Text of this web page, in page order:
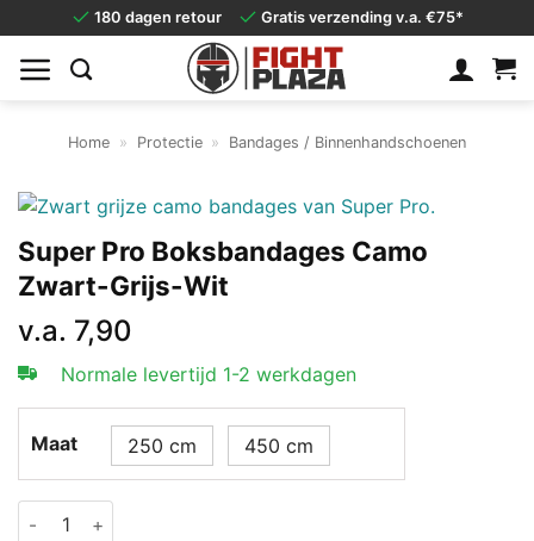
naar
inhoud
180 dagen retour Gratis verzending v.a. €75*
Home » Protectie » Bandages / Binnenhandschoenen
Super Pro Boksbandages Camo
Zwart-Grijs-Wit
v.a. 7,90
Normale levertijd 1-2 werkdagen
Maat 250 cm 450 cm
Super Pro Boksbandages Camo Zwart-Grijs-Wit aantal